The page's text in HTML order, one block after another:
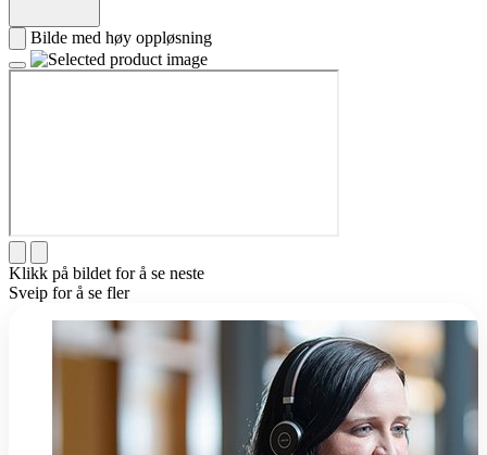
Bilde med høy oppløsning
Klikk på bildet for å se neste
Sveip for å se fler